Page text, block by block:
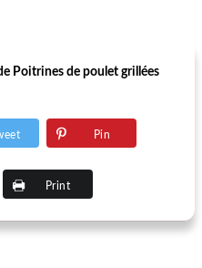
Poitrines de poulet grillées
Pin
Print